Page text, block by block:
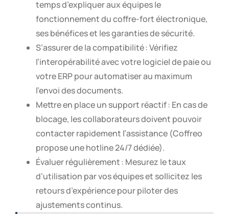
temps d’expliquer aux équipes le
fonctionnement du coffre-fort électronique,
ses bénéfices et les garanties de sécurité.
S’assurer de la compatibilité : Vérifiez
l’interopérabilité avec votre logiciel de paie ou
votre ERP pour automatiser au maximum
l’envoi des documents.
Mettre en place un support réactif : En cas de
blocage, les collaborateurs doivent pouvoir
contacter rapidement l’assistance (Coffreo
propose une hotline 24/7 dédiée).
Évaluer régulièrement : Mesurez le taux
d’utilisation par vos équipes et sollicitez les
retours d’expérience pour piloter des
ajustements continus.